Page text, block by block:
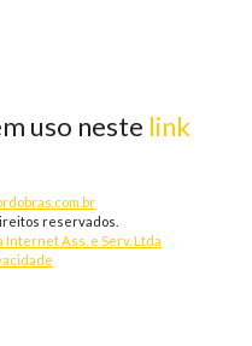
uso neste link
reservados.
Internet Ass. e Serv. Ltda